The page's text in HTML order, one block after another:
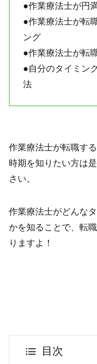
●作業療法士が円
●作業療法士が転
ング
●作業療法士が転
●自分のタイミン
法
作業療法士が転職す
時期を知りたい方は
さい。
作業療法士がどんな
かを知ることで、転
りますよ！
目次